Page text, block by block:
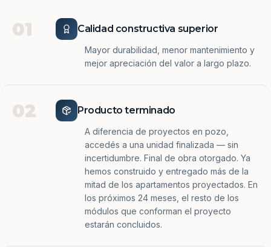
01 Calidad constructiva superior
Mayor durabilidad, menor mantenimiento y
mejor apreciación del valor a largo plazo.
02 Producto terminado
A diferencia de proyectos en pozo,
accedés a una unidad finalizada — sin
incertidumbre. Final de obra otorgado. Ya
hemos construido y entregado más de la
mitad de los apartamentos proyectados. En
los próximos 24 meses, el resto de los
módulos que conforman el proyecto
estarán concluidos.